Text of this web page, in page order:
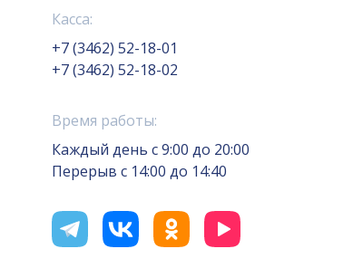
Касса:
+7 (3462) 52-18-01
+7 (3462) 52-18-02
Время работы:
Каждый день с 9:00 до 20:00
Перерыв с 14:00 до 14:40